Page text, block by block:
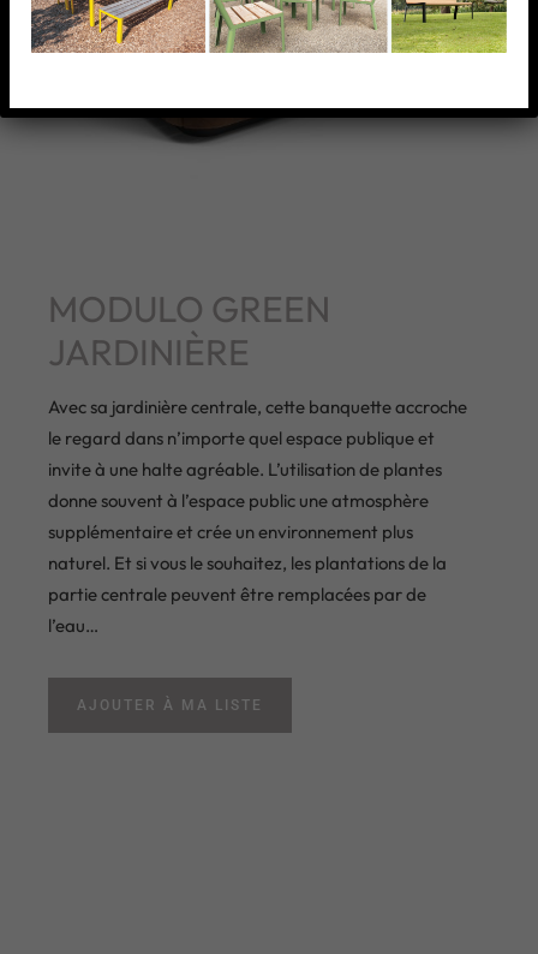
MODULO GREEN
JARDINIÈRE
Avec sa jardinière centrale, cette banquette accroche
le regard dans n’importe quel espace publique et
invite à une halte agréable. L’utilisation de plantes
donne souvent à l’espace public une atmosphère
supplémentaire et crée un environnement plus
naturel. Et si vous le souhaitez, les plantations de la
partie centrale peuvent être remplacées par de
l’eau…
AJOUTER À MA LISTE